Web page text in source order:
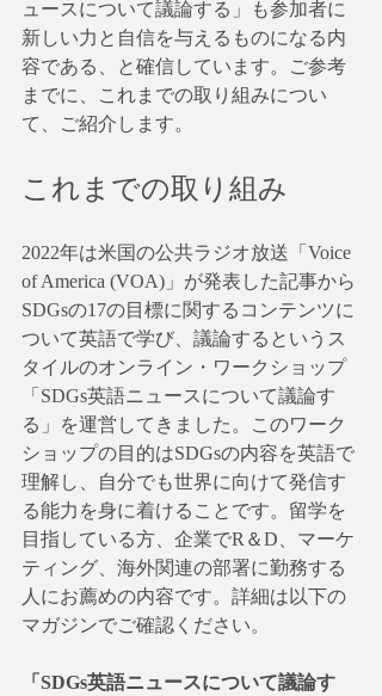
ュースについて議論する」も参加者に
新しい力と自信を与えるものになる内
容である、と確信しています。ご参考
までに、これまでの取り組みについ
て、ご紹介します。
これまでの取り組み
2022年は米国の公共ラジオ放送「Voice
of America (VOA)」が発表した記事から
SDGsの17の目標に関するコンテンツに
ついて英語で学び、議論するというス
タイルのオンライン・ワークショップ
「SDGs英語ニュースについて議論す
る」を運営してきました。このワーク
ショップの目的はSDGsの内容を英語で
理解し、自分でも世界に向けて発信す
る能力を身に着けることです。留学を
目指している方、企業でR＆D、マーケ
ティング、海外関連の部署に勤務する
人にお薦めの内容です。詳細は以下の
マガジンでご確認ください。
「SDGs英語ニュースについて議論す